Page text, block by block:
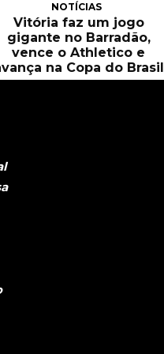
NOTÍCIAS
Vitória faz um jogo
gigante no Barradão,
vence o Athletico e
na Copa do Brasil